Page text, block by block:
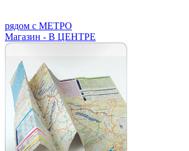
рядом с МЕТРО
Магазин - В ЦЕНТРЕ